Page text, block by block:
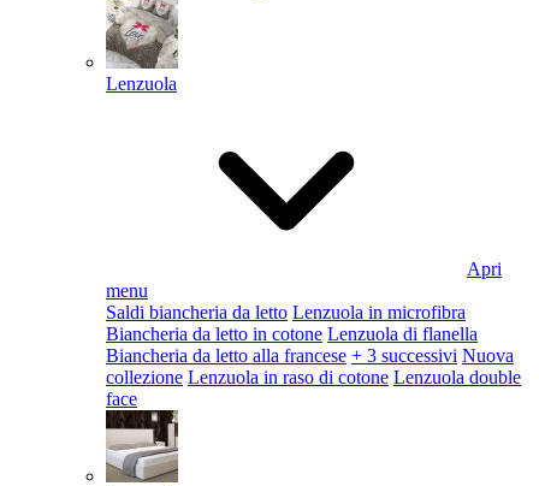
Lenzuola
Apri
menu
Saldi biancheria da letto Lenzuola in microfibra
Biancheria da letto in cotone Lenzuola di flanella
Biancheria da letto alla francese + 3 successivi Nuova
collezione Lenzuola in raso di cotone Lenzuola double
face